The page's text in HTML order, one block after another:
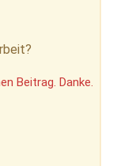
Beitrag. Danke.